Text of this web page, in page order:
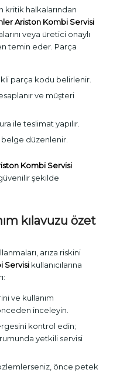
kritik halkalarından
Ariston Kombi Servisi
veya üretici onaylı
temin eder. Parça
parça kodu belirlenir.
ve müşteri
ile teslimat yapılır.
düzenlenir.
Kombi Servisi
şekilde
kılavuzu özet
arıza riskini
Servisikullanıcılarına
ve kullanım
inceleyin.
kontrol edin;
yetkili servisi
önce petek